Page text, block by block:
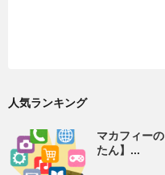
人気ランキング
マカフィー
たん】...